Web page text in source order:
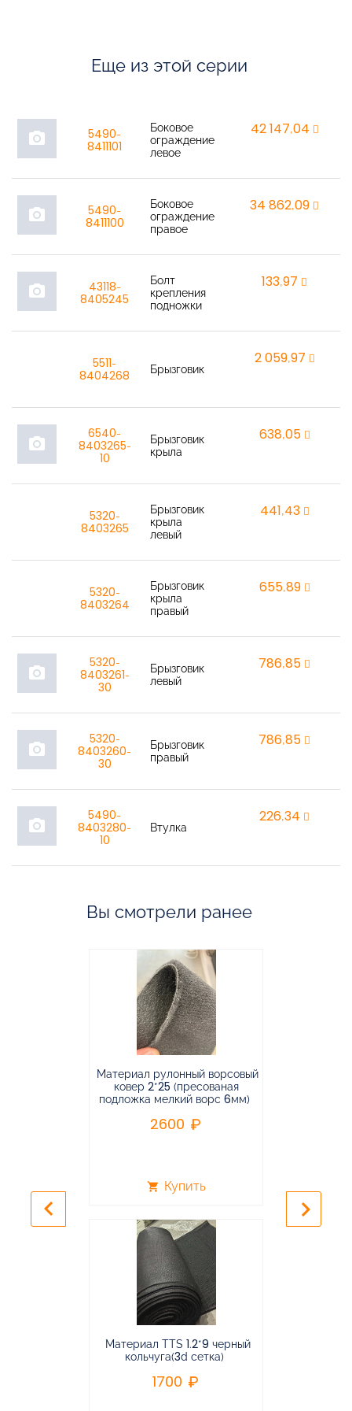
Еще из этой серии
photo_camera
5490-
8411101
Боковое
ограждение
левое
42 147,04
photo_camera
5490-
8411100
Боковое
ограждение
правое
34 862,09
photo_camera
43118-
8405245
Болт
крепления
подножки
133,97
5511-
8404268
Брызговик
2 059,97
photo_camera
6540-
8403265-
10
Брызговик
крыла
638,05
5320-
8403265
Брызговик
крыла
левый
441,43
5320-
8403264
Брызговик
крыла
правый
655,89
photo_camera
5320-
8403261-
30
Брызговик
левый
786,85
photo_camera
5320-
8403260-
30
Брызговик
правый
786,85
photo_camera
5490-
8403280-
10
Втулка
226,34
Вы смотрели ранее
Материал рулонный ворсовый
ковер 2*25 (пресованая
подложка мелкий ворс 6мм)
2600
shopping_cart Купить
Материал TTS 1.2*9 черный
кольчуга(3d сетка)
1700
keyboard_arrow_left keyboard_arrow_right